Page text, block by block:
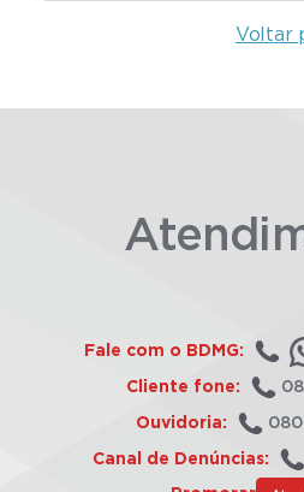
Voltar
Fale com o BDMG:
Cliente fone:
Ouvidoria:
Canal de Denúncias: